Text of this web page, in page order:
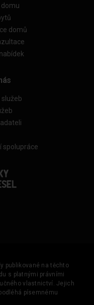
domu
domů
spolupráce
publikované na těchto
s platnými právními
vlastnictví. Jejich
písemnému